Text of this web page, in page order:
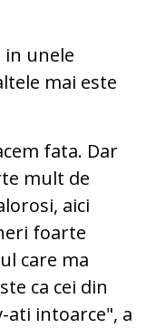
in unele
mai este
fata. Dar
mult de
aici
foarte
care ma
ca cei din
ati intoarce", a